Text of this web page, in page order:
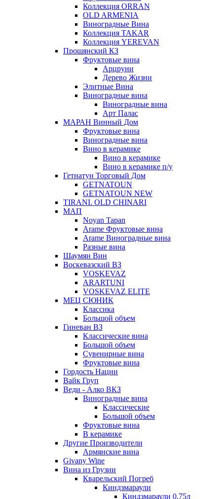
Коллекция ORRAN
OLD ARMENIA
Виноградные Вина
Коллекция TAKAR
Коллекция YEREVAN
Прошянский КЗ
Фруктовые вина
Арцруни
Дерево Жизни
Элитные Вина
Виноградные вина
Виноградные вина
Арт Палас
МАРАН Винный Дом
Фруктовые вина
Виноградные вина
Вино в керамике
Вино в керамике
Вино в керамике п/у
Гетнатун Торговый Дом
GETNATOUN
GETNATOUN NEW
TIRANI. OLD CHINARI
МАП
Noyan Tapan
Arame Фруктовые вина
Arame Виноградные вина
Разные вина
Шаумян Вин
Воскевазский ВЗ
VOSKEVAZ
ARARTUNI
VOSKEVAZ ELITE
МЕЦ СЮНИК
Классика
Большой объем
Гиневан ВЗ
Классические вина
Большой объем
Сувенирные вина
Фруктовые вина
Гордость Нации
Вайк Груп
Веди - Алко ВКЗ
Виноградные вина
Классические
Большой объем
Фруктовые вина
В керамике
Другие Производители
Армянские вина
Givany Wine
Вина из Грузии
Кварельский Погреб
Киндзмараули
Киндзмараули 0,75л